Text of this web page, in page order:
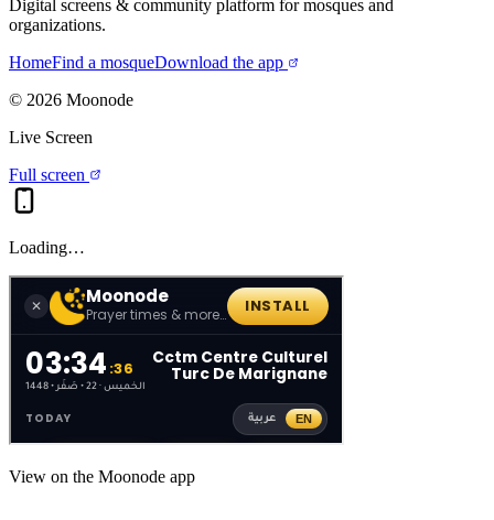
Digital screens & community platform for mosques and
organizations.
HomeFind a mosqueDownload the app
© 2026 Moonode
Live Screen
Full screen
Loading…
View on the Moonode app